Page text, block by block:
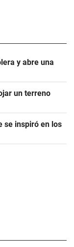
y abre una
un terreno
se inspiró en los